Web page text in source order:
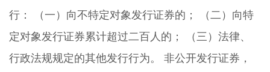
行： （一）向不特定对象发行证券的； （二）向特
定对象发行证券累计超过二百人的； （三）法律、
行政法规规定的其他发行行为。 非公开发行证券，